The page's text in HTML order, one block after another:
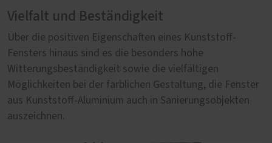
Vielfalt und Beständigkeit
Über die positiven Eigenschaften eines Kunststoff-
Fensters hinaus sind es die besonders hohe
Witterungsbeständigkeit sowie die vielfältigen
Möglichkeiten bei der farblichen Gestaltung, die Fenster
aus Kunststoff-Aluminium auch in Sanierungsobjekten
auszeichnen.
Wenn Technik auf Ästhetik trifft
Gestalterische Freiheiten bei Architekten und Bauherren
sind im Neubau in Einklang zu bringen mit technischen
Qualitätseigenschaften, die nur ein Kunststoff-Aluminium
Fenster bieten kann. Kontrastreiche Farben,
flächenbündige Optik sowie erhöhte Anforderungen an
Wärmedämmung und Einbruchschutz sind